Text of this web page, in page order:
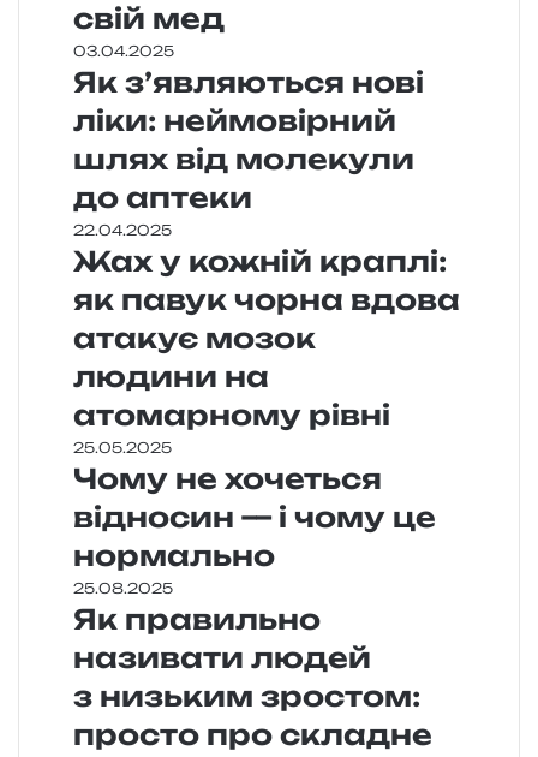
свій мед
03.04.2025
Як з’являються нові
ліки: неймовірний
шлях від молекули
до аптеки
22.04.2025
Жах у кожній краплі:
як павук чорна вдова
атакує мозок
людини на
атомарному рівні
25.05.2025
Чому не хочеться
відносин — і чому це
нормально
25.08.2025
Як правильно
називати людей
з низьким зростом:
просто про складне